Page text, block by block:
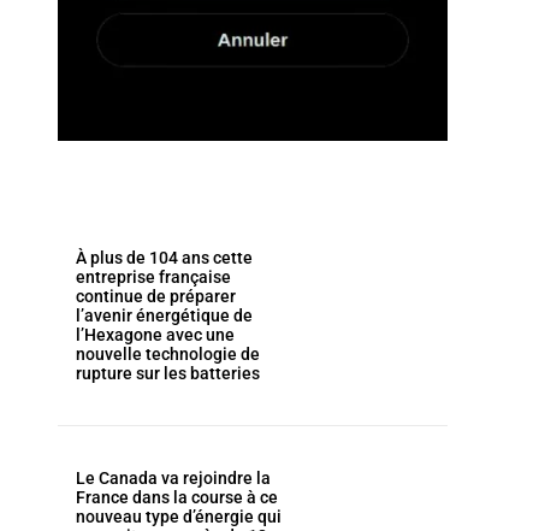
À plus de 104 ans cette
entreprise française
continue de préparer
l’avenir énergétique de
l’Hexagone avec une
nouvelle technologie de
rupture sur les batteries
Le Canada va rejoindre la
France dans la course à ce
nouveau type d’énergie qui